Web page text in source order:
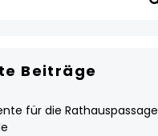
Beiträge
für die Rathauspassage